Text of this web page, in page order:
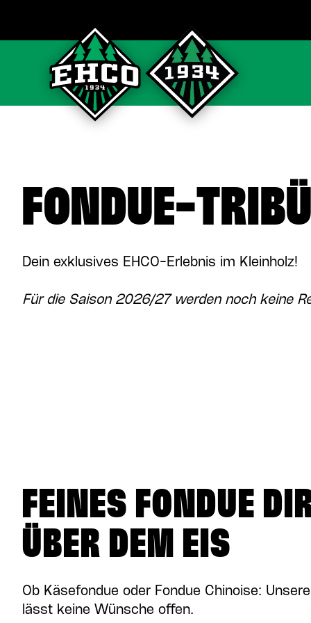
FONDUE-
Dein exklusives EHCO-Erlebnis im Kleinholz!
Für die Saison 2026/27 werden noch keine
FEINES FONDUE
ÜBER DEM EIS
Ob Käsefondue oder Fondue Chinoise:
lässt keine Wünsche offen.